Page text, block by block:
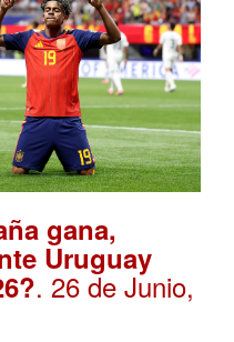
gana,
Uruguay
. 26 de Junio,